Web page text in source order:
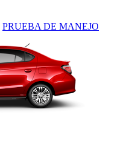
PRUEBA DE MANEJO